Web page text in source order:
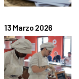
13 Marzo 2026